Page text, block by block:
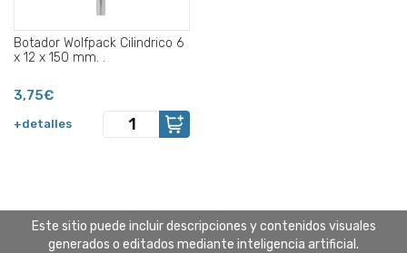
Botador Wolfpack Cilindrico 6
x 12 x 150 mm. .
3,75€
+detalles
Este sitio puede incluir descripciones y contenidos visuales
generados o editados mediante inteligencia artificial.